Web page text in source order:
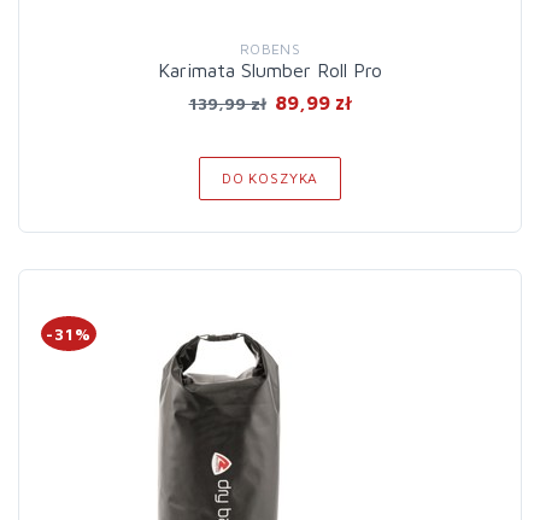
ROBENS
Karimata Slumber Roll Pro
139,99 zł 89,99 zł
DO KOSZYKA
-31%